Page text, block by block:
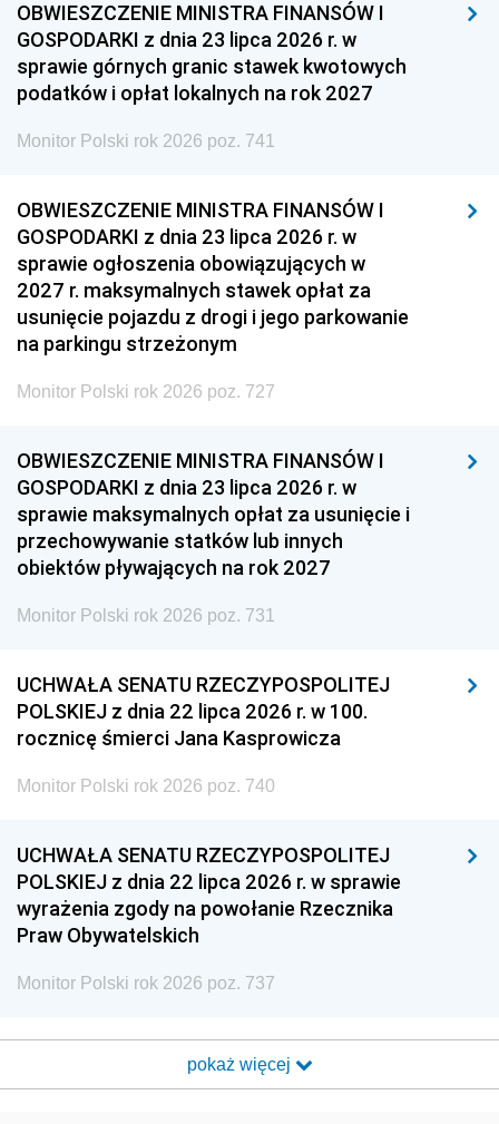
OBWIESZCZENIE MINISTRA FINANSÓW I
GOSPODARKI z dnia 23 lipca 2026 r. w
sprawie górnych granic stawek kwotowych
podatków i opłat lokalnych na rok 2027
Monitor Polski rok 2026 poz. 741
OBWIESZCZENIE MINISTRA FINANSÓW I
GOSPODARKI z dnia 23 lipca 2026 r. w
sprawie ogłoszenia obowiązujących w
2027 r. maksymalnych stawek opłat za
usunięcie pojazdu z drogi i jego parkowanie
na parkingu strzeżonym
Monitor Polski rok 2026 poz. 727
OBWIESZCZENIE MINISTRA FINANSÓW I
GOSPODARKI z dnia 23 lipca 2026 r. w
sprawie maksymalnych opłat za usunięcie i
przechowywanie statków lub innych
obiektów pływających na rok 2027
Monitor Polski rok 2026 poz. 731
UCHWAŁA SENATU RZECZYPOSPOLITEJ
POLSKIEJ z dnia 22 lipca 2026 r. w 100.
rocznicę śmierci Jana Kasprowicza
Monitor Polski rok 2026 poz. 740
UCHWAŁA SENATU RZECZYPOSPOLITEJ
POLSKIEJ z dnia 22 lipca 2026 r. w sprawie
wyrażenia zgody na powołanie Rzecznika
Praw Obywatelskich
Monitor Polski rok 2026 poz. 737
pokaż więcej